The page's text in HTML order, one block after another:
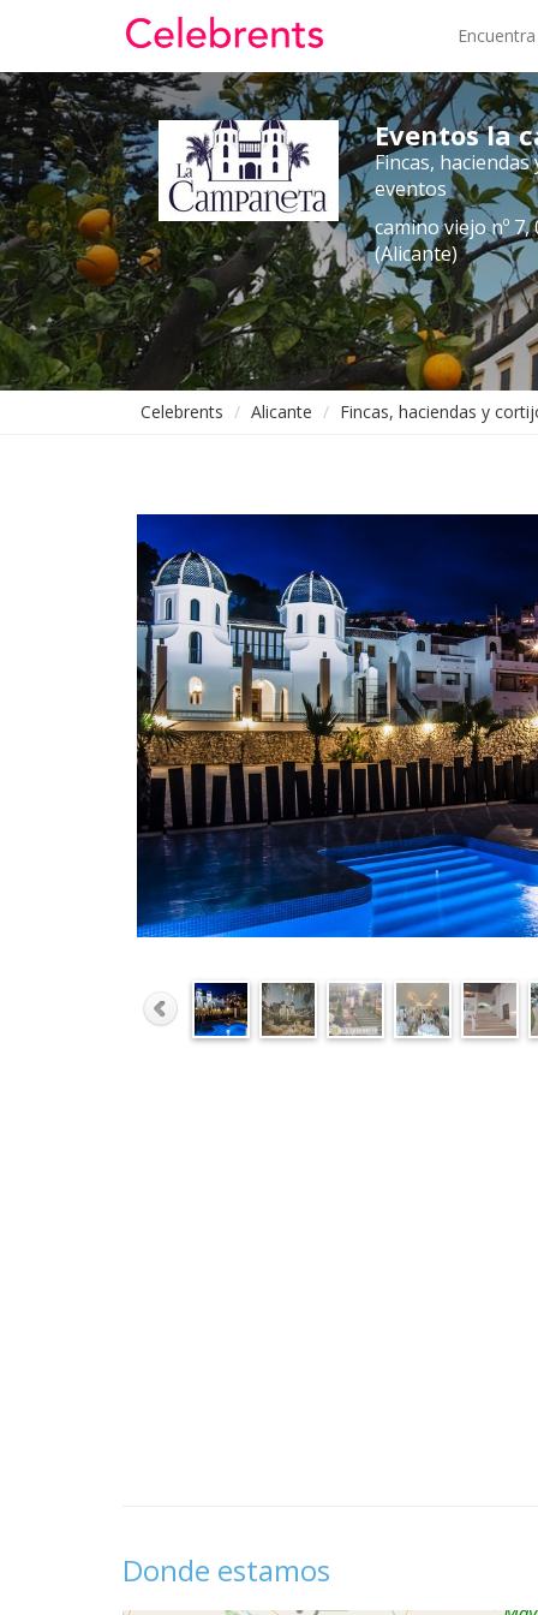
Eventos la
Fincas,
eventos
camino viejo nº
(Alicante)
Celebrents Alicante Fincas, haciendas y
Donde estamos